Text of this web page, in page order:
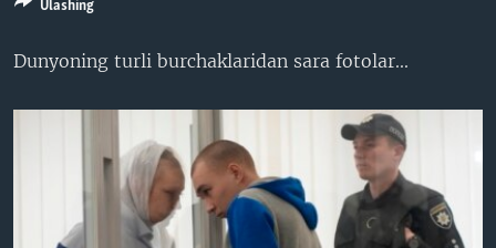
MULTIMEDIA
XALQARO HAYOT
VASHINGTON CHOYXONASI
MOBIL-SALOM!
YOUTUBE
INSTAGRAM
INGLIZ TILI DARSLARI
Learning English
Dunyoning turli burchaklaridan sara fotolar​...
Ulashing